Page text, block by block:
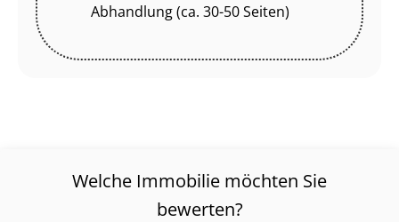
Abhandlung (ca. 30-50 Seiten)
Welche Immobilie möchten Sie
bewerten?